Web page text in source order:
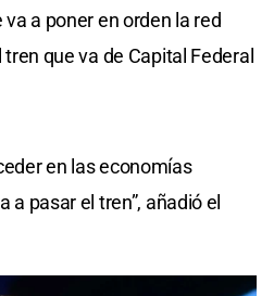
va a poner en orden la red
que va de Capital Federal
en las economías
a pasar el tren”, añadió el